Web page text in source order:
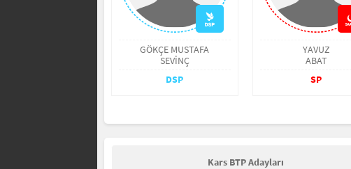
GÖKÇE MUSTAFA
SEVİNÇ
DSP
YAVUZ
ABAT
SP
Kars BTP Adayları